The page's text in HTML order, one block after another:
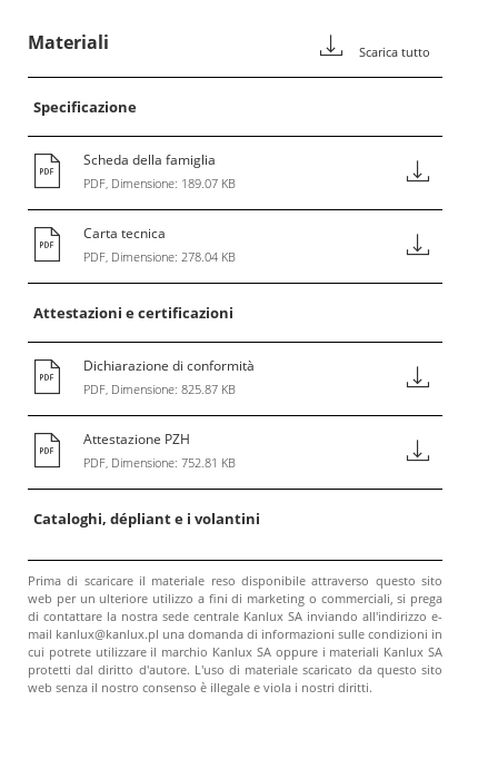
Materiali Scarica tutto
Specificazione
Scheda della famiglia
PDF, Dimensione: 189.07 KB
Carta tecnica
PDF, Dimensione: 278.04 KB
Attestazioni e certificazioni
Dichiarazione di conformità
PDF, Dimensione: 825.87 KB
Attestazione PZH
PDF, Dimensione: 752.81 KB
Cataloghi, dépliant e i volantini
Prima di scaricare il materiale reso disponibile attraverso questo sito
web per un ulteriore utilizzo a fini di marketing o commerciali, si prega
di contattare la nostra sede centrale Kanlux SA inviando all'indirizzo e-
mail kanlux@kanlux.pl una domanda di informazioni sulle condizioni in
cui potrete utilizzare il marchio Kanlux SA oppure i materiali Kanlux SA
protetti dal diritto d'autore. L'uso di materiale scaricato da questo sito
web senza il nostro consenso è illegale e viola i nostri diritti.